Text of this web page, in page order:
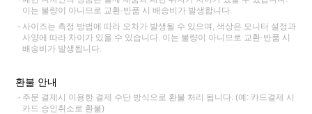
이는 불량이 아니므로 교환·반품 시 배송비가 발생합니다.
사이즈는 측정 방법에 따라 오차가 발생될 수 있으며, 색상은 모니터 설정과
사양에 따라 차이가 있을 수 있습니다. 이는 불량이 아니므로 교환·반품 시
배송비가 발생됩니다.
환불 안내
주문 결제시 이용한 결제 수단 방식으로 환불 처리 됩니다. (예: 카드결제 시
카드 승인취소로 환불)